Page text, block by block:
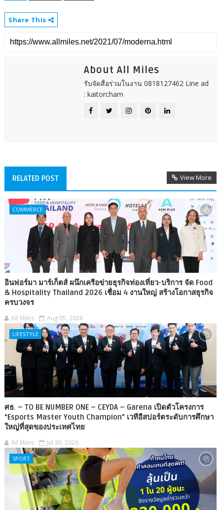
Share This
About All Miles
รับจัดสื่อร่วมในงาน 0818127462 Line ad
: kaitorcham
RELATED POST View More
COMMERCE
อินฟอร์มา มาร์เก็ตส์ ผนึกเครือข่ายธุรกิจท่องเที่ยว-บริการ จัด Food
& Hospitality Thailand 2026 เชื่อม 4 งานใหญ่ สร้างโอกาสธุรกิจ
ครบวงจร
All Miles Aug 05, 2026
LIFESTYLE
ศธ. – TO BE NUMBER ONE – CEYDA – Garena เปิดตัวโครงการ
“Esports Master Youth Champion” เวทีอีสปอร์ตระดับการศึกษา
ใหญ่ที่สุดของประเทศไทย
All Miles Jul 30, 2026
SPORT